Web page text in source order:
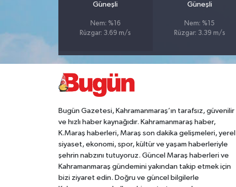
Güneşli
Nem: %16
Rüzgar: 3.69 m/s
Güneşli
Nem: %15
Rüzgar: 3.39 m/s
Bugün Gazetesi, Kahramanmaraş’ın tarafsız, güvenilir
ve hızlı haber kaynağıdır. Kahramanmaraş haber,
K.Maraş haberleri, Maraş son dakika gelişmeleri, yerel
siyaset, ekonomi, spor, kültür ve yaşam haberleriyle
şehrin nabzını tutuyoruz. Güncel Maraş haberleri ve
Kahramanmaraş gündemini yakından takip etmek için
bizi ziyaret edin. Doğru ve güncel bilgilerle
KAHRAMANMARAŞ